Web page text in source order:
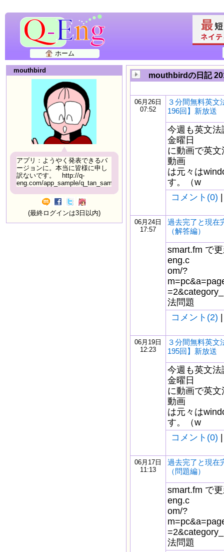
ホーム
mouthbird
アプリ：ようやく発表できるバ
ージョンに。本当に皆様に申し
訳ないです。 http://q-
eng.com/app_sample/q_tan_sample06.html
(最終ログインは3日以内)
mouthbirdの日記
06月26日
07:52
３分間無料英文
196回】新放送
今週も英文
金曜日
に動画で英
動画
は元々は
す。（w
コメント(0)
06月24日
17:57
過去完了と現在
（解答編）
smart.fm で
eng.c
om/?
法問題
コメント(2)
06月19日
12:23
３分間無料英文
195回】新放送
今週も英文
金曜日
に動画で英
動画
は元々は
す。（w
コメント(0)
06月17日
11:13
過去完了と現在
（問題編）
smart.fm で
eng.c
om/?
法問題